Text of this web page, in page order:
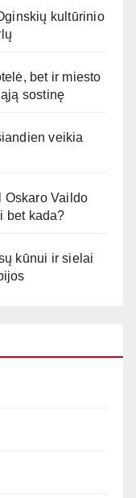
kultūrinio
bet ir miesto
sostinę
veikia
Oskaro Vaildo
bet kada?
kūnui ir sielai